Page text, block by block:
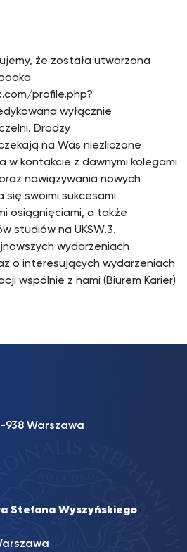
że została utworzona
profile.php?
wyłącznie
Drodzy
na Was niezliczone
w kontakcie z dawnymi kolegami
nawiązywania nowych
się swoimi sukcesami
osiągnięciami, a także
studiów na UKSW.3.
wydarzeniach
o interesujących wydarzeniach
wspólnie z nami (Biurem Karier)
938 Warszawa
Stefana Wyszyńskiego